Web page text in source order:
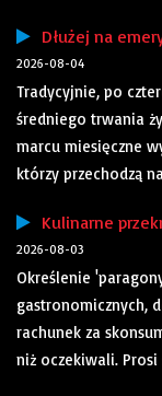
Dłużej na
2026-08-04
Tradycyjnie, po
średniego trwania
marcu miesięczne
którzy przechodzą
Kulinarne
2026-08-03
Określenie
gastronomicznych,
rachunek za
niż oczekiwali.